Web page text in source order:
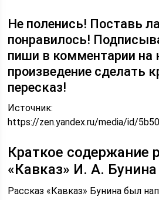
Не поленись! Поставь
понравилось!
пиши в комментарии на
произведение сделать
пересказ!
Источник:
https://zen.yandex.ru/media/id/
Краткое содержание
«Кавказ» И. А. Бунина
Рассказ «Кавказ» Бунина был